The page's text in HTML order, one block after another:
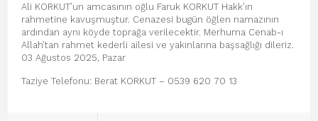
Ali KORKUT’un amcasının oğlu Faruk KORKUT Hakk’ın
rahmetine kavuşmuştur. Cenazesi bugün öğlen namazının
ardından aynı köyde toprağa verilecektir. Merhuma Cenab-ı
Allah’tan rahmet kederli ailesi ve yakınlarına başsağlığı dileriz.
03 Ağustos 2025, Pazar
Taziye Telefonu: Berat KORKUT – 0539 620 70 13